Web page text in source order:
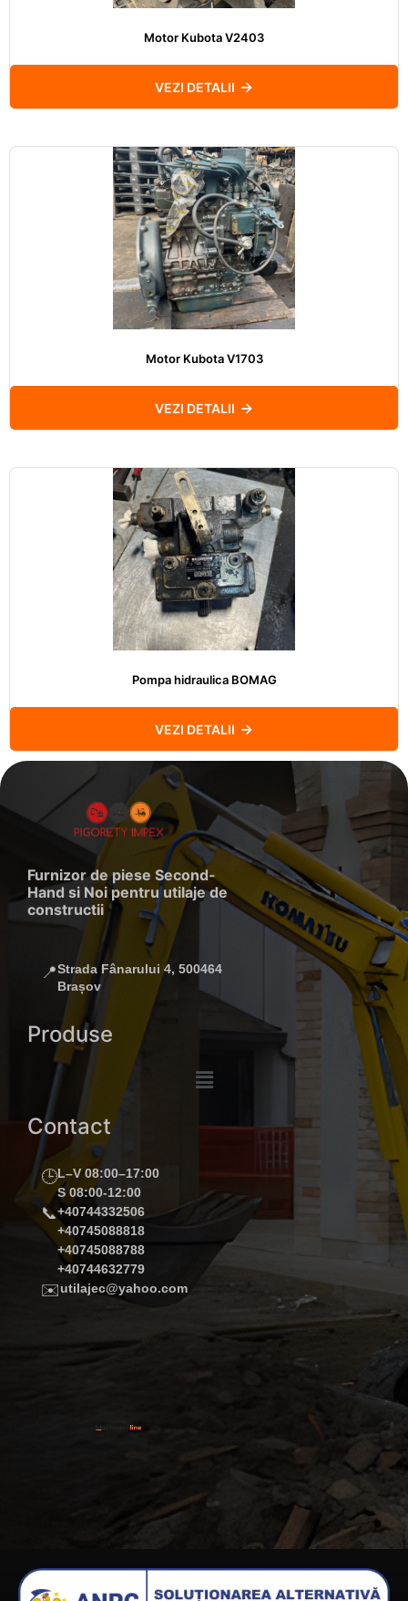
Motor Kubota V2403
VEZI DETALII
Motor Kubota V1703
VEZI DETALII
Pompa hidraulica BOMAG
VEZI DETALII
Furnizor de piese Second-
Hand si Noi pentru utilaje de
constructii
📍Strada Fânarului 4, 500464
Brașov
Produse
Contact
🕒L–V 08:00–17:00
S 08:00-12:00
📞+40744332506
+40745088818
+40745088788
+40744632779
✉️utilajec@yahoo.com